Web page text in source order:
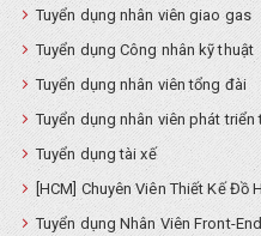
Tuyển dụng nhân viên giao gas
Tuyển dụng Công nhân kỹ thuật
Tuyển dụng nhân viên tổng đài
Tuyển dụng nhân viên phát triển
Tuyển dụng tài xế
[HCM] Chuyên Viên Thiết Kế Đồ
Tuyển dụng Nhân Viên Front-